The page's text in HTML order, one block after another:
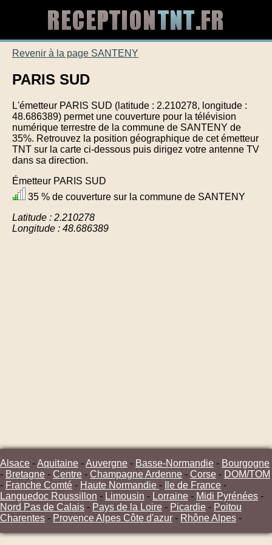
Revenir à la page SANTENY
PARIS SUD
L'émetteur PARIS SUD (latitude : 2.210278, longitude :
48.686389) permet une couverture pour la télévision
numérique terrestre de la commune de SANTENY de
35%. Retrouvez la position géographique de cet émetteur
TNT sur la carte ci-dessous puis dirigez votre antenne TV
dans sa direction.
Émetteur PARIS SUD
35 % de couverture sur la commune de SANTENY
Latitude : 2.210278
Longitude : 48.686389
Alsace -Aquitaine -Auvergne - Basse-Normandie - Bourgogne
- Bretagne - Centre - Champagne Ardenne - Corse - DOM/TOM
- Franche Comté - Haute Normandie - Ile de France -
Languedoc Roussillon - Limousin - Lorraine - Midi Pyrénées -
Nord Pas de Calais - Pays de la Loire - Picardie - Poitou
Charentes - Provence Alpes Côte d'azur - Rhône Alpes -